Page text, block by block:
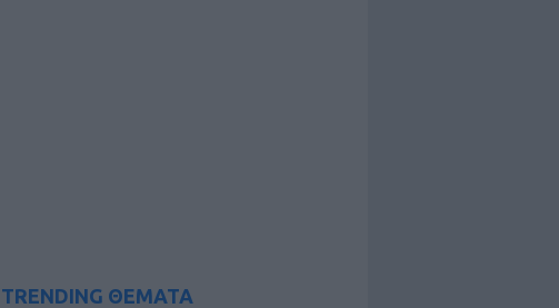
TRENDING ΘΕΜΑΤΑ